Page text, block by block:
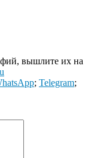
вышлите их на
; Telegram;